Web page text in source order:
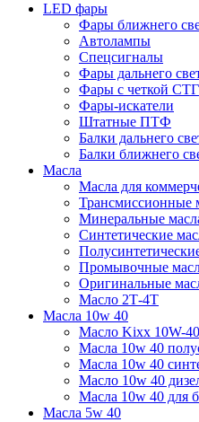
LED фары
Фары ближнего
Автолампы
Спецсигналы
Фары дальнего
Фары с четкой СТГ
Фары-искатели
Штатные ПТФ
Балки дальнего
Балки ближнего
Масла
Масла для
Трансмиссионные
Минеральные
Синтетические
Промывочные
Оригинальные
Масло 2Т-4Т
Масла 10w 40
Mасло Kixx 10W-40
Масла 10w 40
Масла 10w 40
Масло 10w 40
Масла 10w 40 для
Масла 5w 40